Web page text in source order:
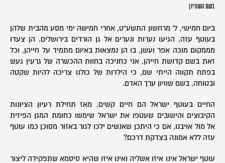
בשם השוויון
ביום חמישי, ל' מרחשון התשע"ט, אחרי חמישה ימי מסע מהבית שלהן
בעוטף עזה, הגיעו נערות ונערים אל גן הורדים בירושלים. הן צעדו
מממקום מוכה אפר ועשן, בו הן נמצאות באיום מתמיד על חייהן, וכל
זאת בשם קדושת חייהן. אני כחניכה בחוות ההכשרה של גרעין געש
בפתח תקווה הייתי שם, כי הילדות של כולנו צריכה להיות שקטה
ובטוחה, בשם שוויון ערך האדם.
החיים בעוטף ישראל הם חיים קשים, מאז תחילת רעיון הציונות
הקיבוצים והישובים שעטפו את ישראל שימשו כחומת המגן הפיזית
אל מול אויבנו, אם כי היתכן שאנשים ילכו לגור באזור מסוכן כמו עוטף
עזה ללא אמונה בצדקת דרכם?
עוטף ישראל אינו איזו אשליה ואינו איזו שהיא סיסמא שתפקידה ליצור